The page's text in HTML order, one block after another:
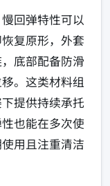
回弹特性可以
复原形，外套
底部配备防滑
。这类材料组
提供持续承托
也能在多次使
用且注重清洁